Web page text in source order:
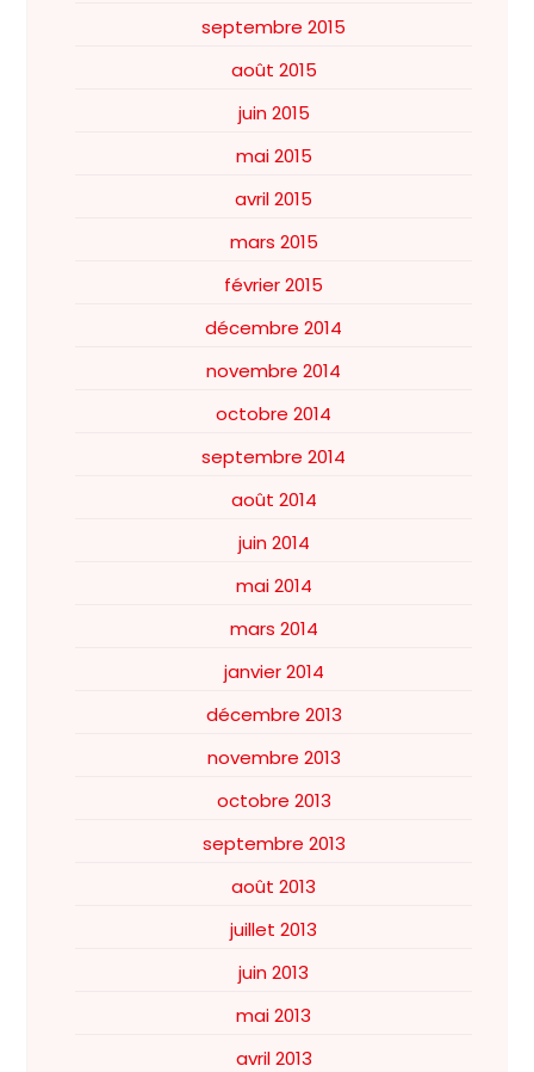
septembre 2015
août 2015
juin 2015
mai 2015
avril 2015
mars 2015
février 2015
décembre 2014
novembre 2014
octobre 2014
septembre 2014
août 2014
juin 2014
mai 2014
mars 2014
janvier 2014
décembre 2013
novembre 2013
octobre 2013
septembre 2013
août 2013
juillet 2013
juin 2013
mai 2013
avril 2013